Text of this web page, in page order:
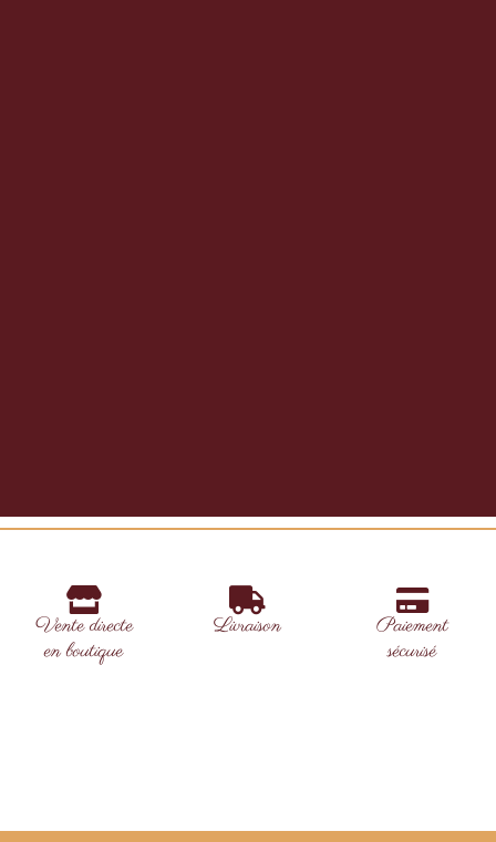
Vente directe
en boutique
Livraison
Paiement
sécurisé